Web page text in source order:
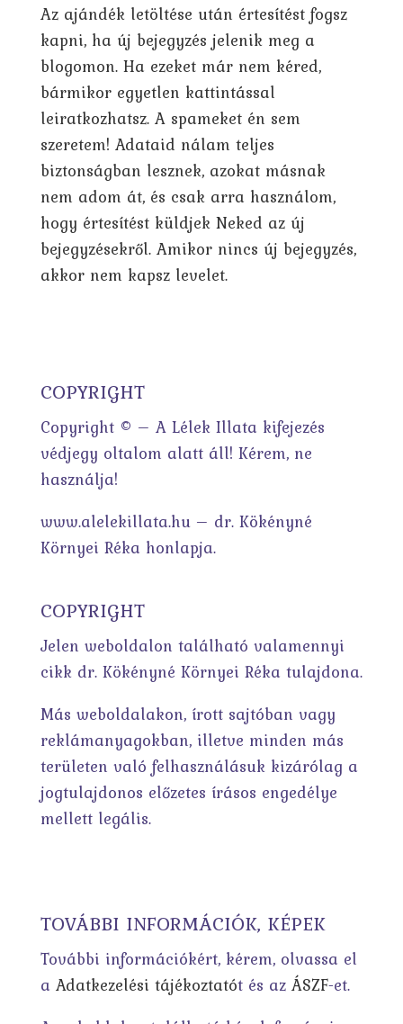
Az ajándék letöltése után értesítést fogsz
kapni, ha új bejegyzés jelenik meg a
blogomon. Ha ezeket már nem kéred,
bármikor egyetlen kattintással
leiratkozhatsz. A spameket én sem
szeretem! Adataid nálam teljes
biztonságban lesznek, azokat másnak
nem adom át, és csak arra használom,
hogy értesítést küldjek Neked az új
bejegyzésekről. Amikor nincs új bejegyzés,
akkor nem kapsz levelet.
COPYRIGHT
Copyright © – A Lélek Illata kifejezés
védjegy oltalom alatt áll! Kérem, ne
használja!
www.alelekillata.hu – dr. Kökényné
Környei Réka honlapja.
COPYRIGHT
Jelen weboldalon található valamennyi
cikk dr. Kökényné Környei Réka tulajdona.
Más weboldalakon, írott sajtóban vagy
reklámanyagokban, illetve minden más
területen való felhasználásuk kizárólag a
jogtulajdonos előzetes írásos engedélye
mellett legális.
TOVÁBBI INFORMÁCIÓK, KÉPEK
További információkért, kérem, olvassa el
a Adatkezelési tájékoztatót és az ÁSZF-et.